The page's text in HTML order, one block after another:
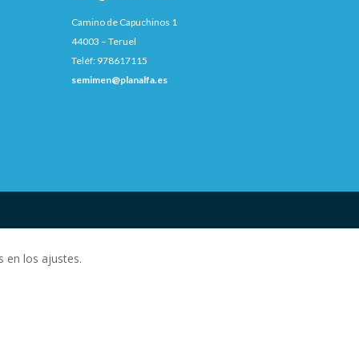
Camino de Capuchinos 1
44003 – Teruel
Teléf: 978617115
semimen@planalfa.es
en los ajustes.